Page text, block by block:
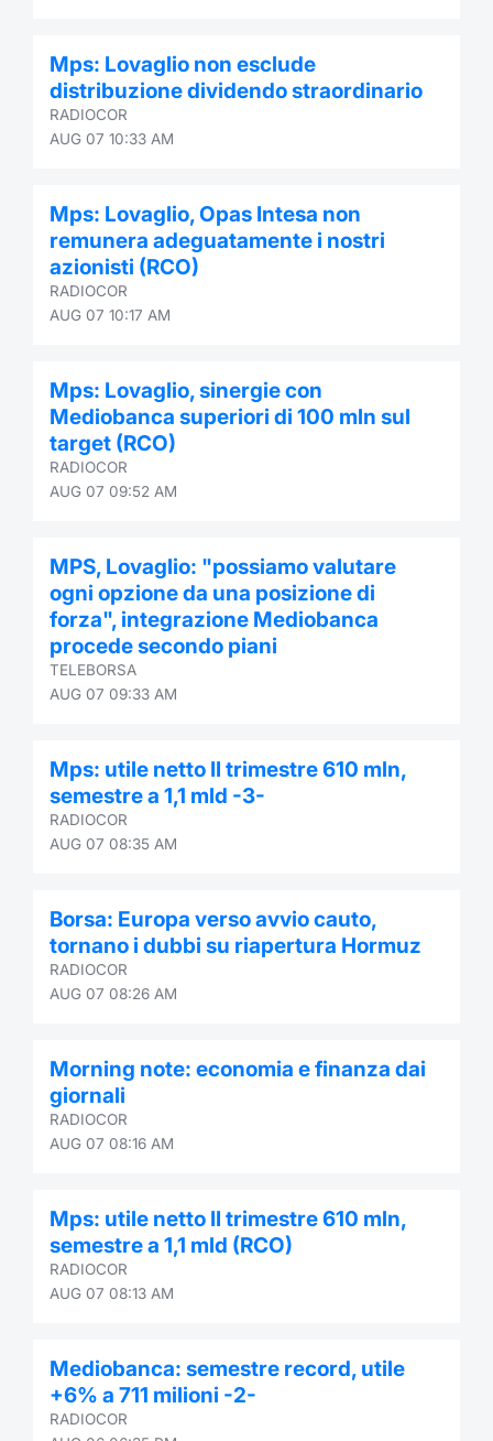
Mps: Lovaglio non esclude
distribuzione dividendo straordinario
RADIOCOR
AUG 07 10:33 AM
Mps: Lovaglio, Opas Intesa non
remunera adeguatamente i nostri
azionisti (RCO)
RADIOCOR
AUG 07 10:17 AM
Mps: Lovaglio, sinergie con
Mediobanca superiori di 100 mln sul
target (RCO)
RADIOCOR
AUG 07 09:52 AM
MPS, Lovaglio: "possiamo valutare
ogni opzione da una posizione di
forza", integrazione Mediobanca
procede secondo piani
TELEBORSA
AUG 07 09:33 AM
Mps: utile netto II trimestre 610 mln,
semestre a 1,1 mld -3-
RADIOCOR
AUG 07 08:35 AM
Borsa: Europa verso avvio cauto,
tornano i dubbi su riapertura Hormuz
RADIOCOR
AUG 07 08:26 AM
Morning note: economia e finanza dai
giornali
RADIOCOR
AUG 07 08:16 AM
Mps: utile netto II trimestre 610 mln,
semestre a 1,1 mld (RCO)
RADIOCOR
AUG 07 08:13 AM
Mediobanca: semestre record, utile
+6% a 711 milioni -2-
RADIOCOR